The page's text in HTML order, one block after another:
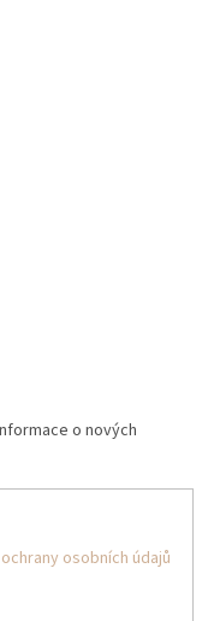
o nových
osobních údajů